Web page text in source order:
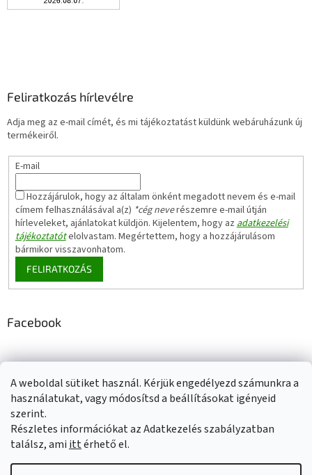
A weboldal sütiket használ. Kérjük engedélyezd számunkra a
használatukat, vagy módosítsd a beállításokat igényeid
szerint.
Részletes információkat az Adatkezelés szabályzatban
találsz, ami ittérhető el.
Feliratkozás hírlevélre
Adja meg az e-mail címét, és mi tájékoztatást küldünk webáruházunk új
termékeiről.
E-mail
Hozzájárulok, hogy az általam önként megadott nevem és e-mail
címem felhasználásával a(z) *cég neverészemre e-mail útján
hírleveleket, ajánlatokat küldjön. Kijelentem, hogy az adatkezelési
tájékoztatótelolvastam. Megértettem, hogy a hozzájárulásom
bármikor visszavonhatom.
FELIRATKOZÁS
Facebook
Adatkezelési tájékoztató Elérhetőségeink Impresszum
Üzleti feltételek (ÁSZF) Jótállási tájékoztató